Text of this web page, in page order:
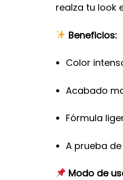
realza tu look
Beneficios:
Color
Acabado
Fórmula
A prueba
Modo de